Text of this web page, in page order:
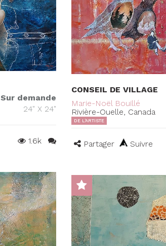
Sur demande
24" X 24"
1.6k
CONSEIL DE VILLAGE
Marie-Noël Bouillé
Rivière-Ouelle, Canada
DE L'ARTISTE
Partager Suivre